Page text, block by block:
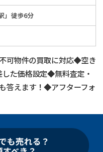
」徒歩6分
可物件の買取に対応◆空き
た価格設定◆無料査定・
答えます！◆アフターフォ